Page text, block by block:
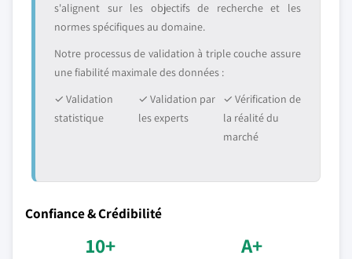
s'alignent sur les objectifs de recherche et les
normes spécifiques au domaine.
Notre processus de validation à triple couche assure
une fiabilité maximale des données :
✓ Validation
statistique
✓ Validation par
les experts
✓ Vérification de
la réalité du
marché
Confiance & Crédibilité
10+ A+